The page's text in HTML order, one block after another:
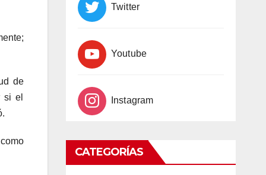
de
si el
Twitter
Youtube
Instagram
CATEGORÍAS